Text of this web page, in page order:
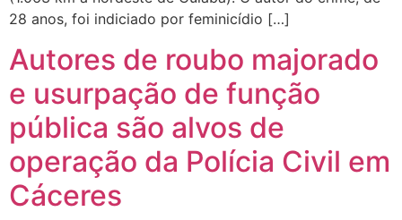
28 anos, foi indiciado por feminicídio […]
Autores de roubo majorado
e usurpação de função
pública são alvos de
operação da Polícia Civil em
Cáceres